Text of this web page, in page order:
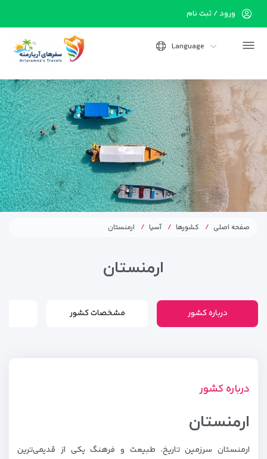
ورود / ثبت نام
Language
صفحه اصلی کشورها آسیا ارمنستان
ارمنستان
درباره کشور مشخصات کشور
درباره کشور
ارمنستان
ارمنستان سرزمین تاریخ، طبیعت و فرهنگ یکی از قدیمی‌ترین